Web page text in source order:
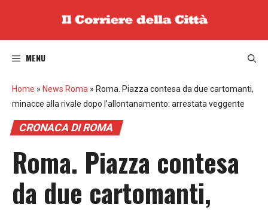
MENU
Home » News Roma » Roma. Piazza contesa da due cartomanti,
minacce alla rivale dopo l’allontanamento: arrestata veggente
CRONACA DI ROMA
Roma. Piazza contesa
da due cartomanti,